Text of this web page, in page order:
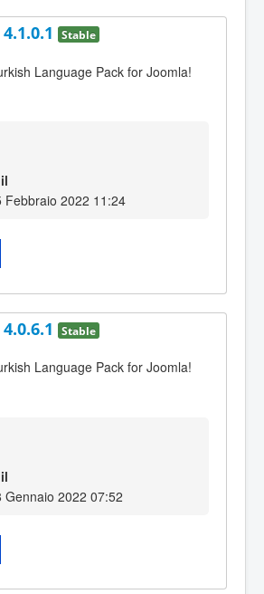
Stable
Language Pack for Joomla!
Febbraio 2022 11:24
Stable
Language Pack for Joomla!
Gennaio 2022 07:52